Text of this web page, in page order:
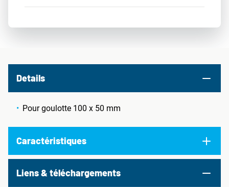
Details
Pour goulotte 100 x 50 mm
Caractéristiques
Liens & téléchargements